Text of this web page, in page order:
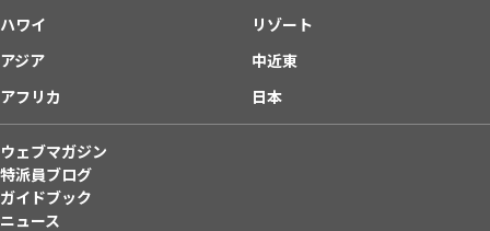
ハワイ
リゾート
アジア
中近東
アフリカ
日本
ウェブマガジン
特派員ブログ
ガイドブック
ニュース